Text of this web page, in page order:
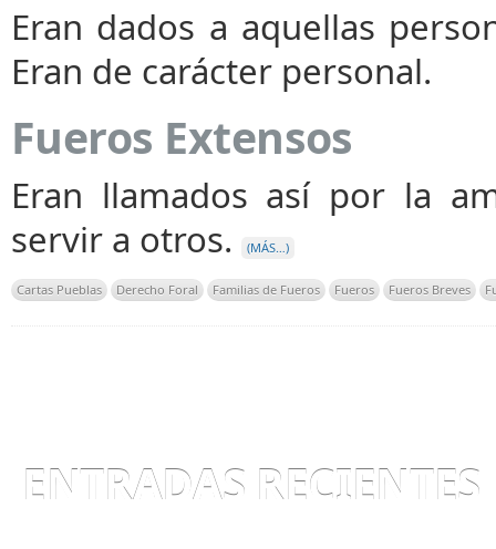
Eran dados a aquellas
Eran de carácter personal.
Fueros Extensos
Eran llamados así por la
servir a otros.
(MÁS…)
Cartas Pueblas Derecho Foral Familias de Fueros Fueros Fueros Breves
ENTRADAS RECIENTES